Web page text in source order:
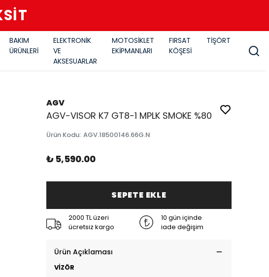
BAKIM
ÜRÜNLERİ
ELEKTRONİK
VE
AKSESUARLAR
MOTOSİKLET
EKİPMANLARI
FIRSAT
KÖŞESİ
TİŞÖRT
AGV
AGV-VISOR K7 GT8-1 MPLK SMOKE %80
Ürün Kodu: AGV.18500146.66G.N
₺ 5,590.00
SEPETE EKLE
2000 TL üzeri
ücretsiz kargo
10 gün içinde
iade değişim
Ürün Açıklaması
VİZÖR